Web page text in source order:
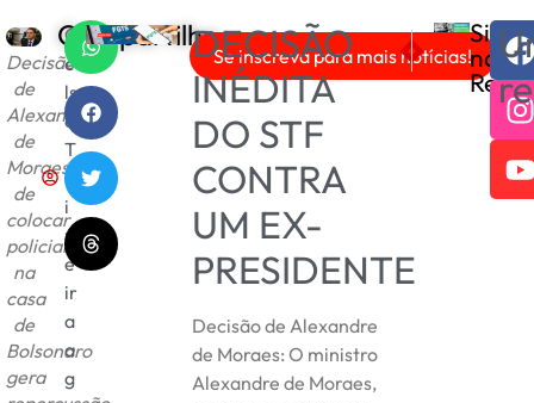
Decisão
de
Alexandre
de
Moraes
de
colocar
policiais
na
casa
de
Bolsonaro
gera
C
e
ls
o
T
e
i
x
e
ir
a
a
g
Compartilhe
Se inscreva para mais notícias!
DECISÃO
INÉDITA
DO STF
CONTRA
UM EX-
PRESIDENTE
Decisão de Alexandre
de Moraes: O ministro
Alexandre de Moraes,
ANTERIOR
COP 30: O
PRÓXIMO
Megaoperaçãonas
Redes